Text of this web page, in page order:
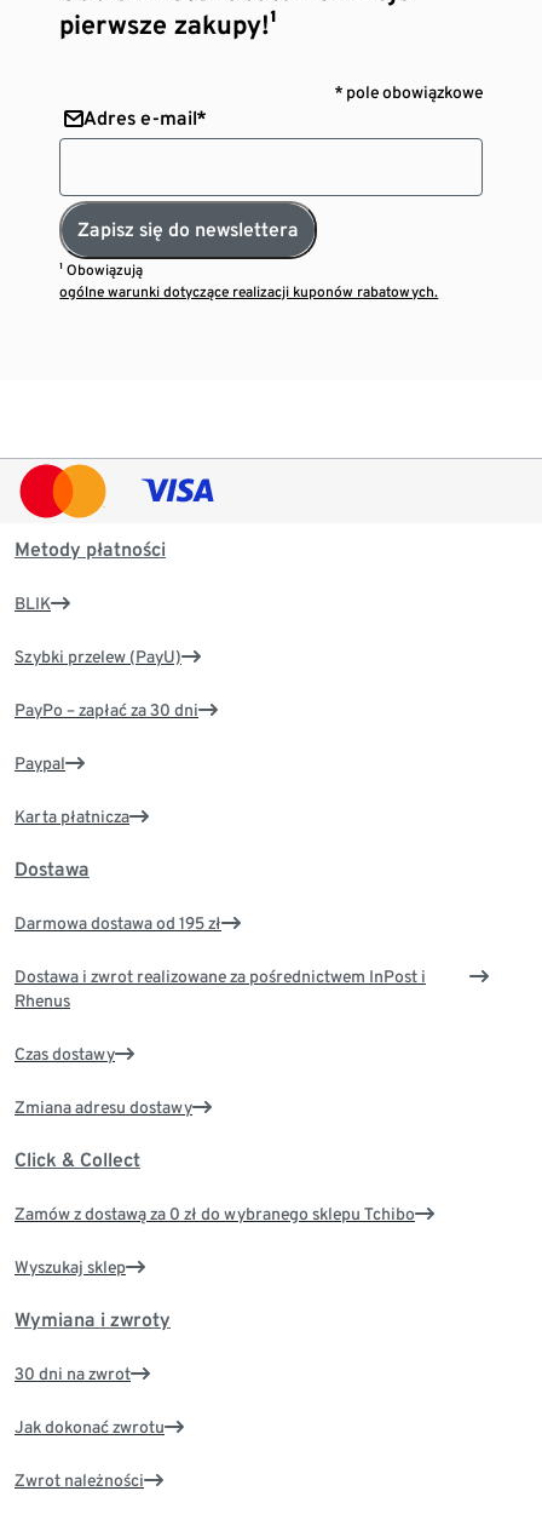
pierwsze zakupy!¹
* pole obowiązkowe
Adres e-mail*
Zapisz się do newslettera
¹ Obowiązują
ogólne warunki dotyczące realizacji kuponów rabatowych.
Metody płatności
BLIK
Szybki przelew (PayU)
PayPo – zapłać za 30 dni
Paypal
Karta płatnicza
Dostawa
Darmowa dostawa od 195 zł
Dostawa i zwrot realizowane za pośrednictwem InPost i
Rhenus
Czas dostawy
Zmiana adresu dostawy
Click & Collect
Zamów z dostawą za 0 zł do wybranego sklepu Tchibo
Wyszukaj sklep
Wymiana i zwroty
30 dni na zwrot
Jak dokonać zwrotu
Zwrot należności